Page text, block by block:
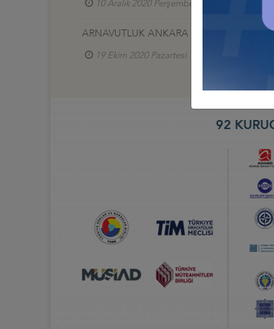
10 Aralık 2020 Perşembe Türkiye -
ARNAVUTLUK ANKARA BÜYÜKELÇİSİ İLE
19 Ekim 2020 Pazartesi Türkiye -
92